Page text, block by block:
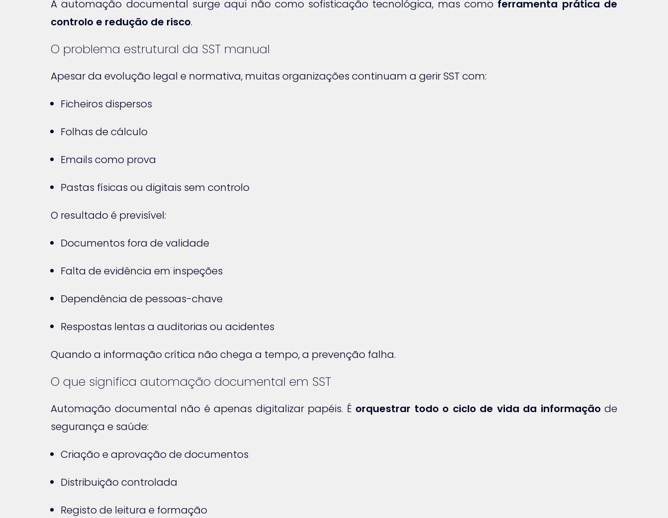
A automação documental surge aqui não como sofisticação tecnológica, mas como ferramenta prática de
controlo e redução de risco.
O problema estrutural da SST manual
Apesar da evolução legal e normativa, muitas organizações continuam a gerir SST com:
Ficheiros dispersos
Folhas de cálculo
Emails como prova
Pastas físicas ou digitais sem controlo
O resultado é previsível:
Documentos fora de validade
Falta de evidência em inspeções
Dependência de pessoas-chave
Respostas lentas a auditorias ou acidentes
Quando a informação crítica não chega a tempo, a prevenção falha.
O que significa automação documental em SST
Automação documental não é apenas digitalizar papéis. É orquestrar todo o ciclo de vida da informação de
segurança e saúde:
Criação e aprovação de documentos
Distribuição controlada
Registo de leitura e formação